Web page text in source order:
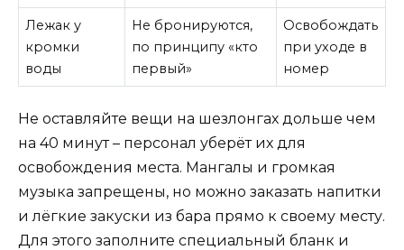
Лежак у
кромки
воды
Не бронируются,
по принципу «кто
первый»
Освобождать
при уходе в
номер
Не оставляйте вещи на шезлонгах дольше чем
на 40 минут – персонал уберёт их для
освобождения места. Мангалы и громкая
музыка запрещены, но можно заказать напитки
и лёгкие закуски из бара прямо к своему месту.
Для этого заполните специальный бланк и